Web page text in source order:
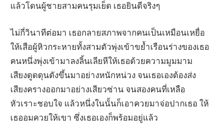
แล้วโดนผู้ชายสามคนรุมเย็ด เธอยินดีจริงๆ
ไม่กี่วินาทีต่อมา เธอกลายสภาพจากคนเป็นเหมือนเหยื่อ
ให้เสือผู้หิวกระหายทั้งสามตัวพุ่งเข้าขย้ำเรือนร่างของเธอ
คนหนึ่งพุ่งเข้ามาลงลิ้นเลียหีให้เธอด้วยความมูมมาม
เสียงดูดดุนดังขึ้นมาอย่างหนักหน่วง จนเธอเองต้องส่ง
เสียงครางออกมาอย่างเสียวซ่าน จนสองคนที่เหลือ
หัวเราะชอบใจ แล้วหนึ่งในนั้นก็เอาควยมาจ่อปากเธอ ให้
เธออมควยให้เขา ซึ่งเธอเองก็พร้อมอยู่แล้ว